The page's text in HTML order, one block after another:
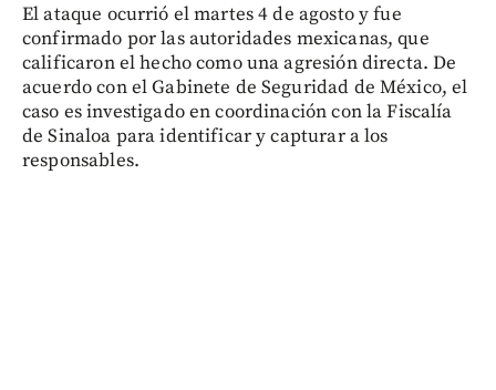
El ataque ocurrió el martes 4 de agosto y fue
confirmado por las autoridades mexicanas, que
calificaron el hecho como una agresión directa. De
acuerdo con el Gabinete de Seguridad de México, el
caso es investigado en coordinación con la Fiscalía
de Sinaloa para identificar y capturar a los
responsables.